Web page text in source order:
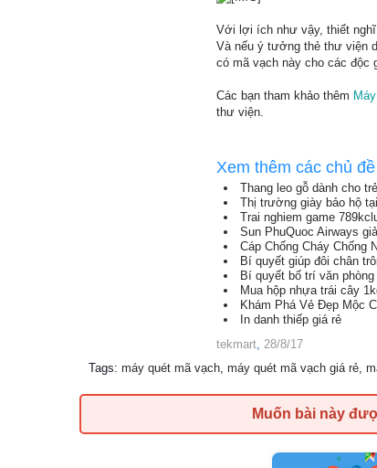
Với lợi ích như vậy, thiết
Và nếu ý tưởng thẻ thư viện
có mã vạch này cho các độc
Các bạn tham khảo thêm
thư viện.
Xem thêm các chủ
Thang leo gỗ dành cho
Thị trường giày bảo hộ
Trai nghiem game
Sun PhuQuoc Airways
Cáp Chống Cháy Chống
Bí quyết giúp đôi chân
Bí quyết bố trí văn
Mua hộp nhựa trái cây
Khám Phá Vẻ Đẹp Mộc
In danh thiếp giá rẻ
tekmart, 28/8/17
Tags: máy quét mã vạch, máy quét mã vạch giá rẻ,
Muốn bài này